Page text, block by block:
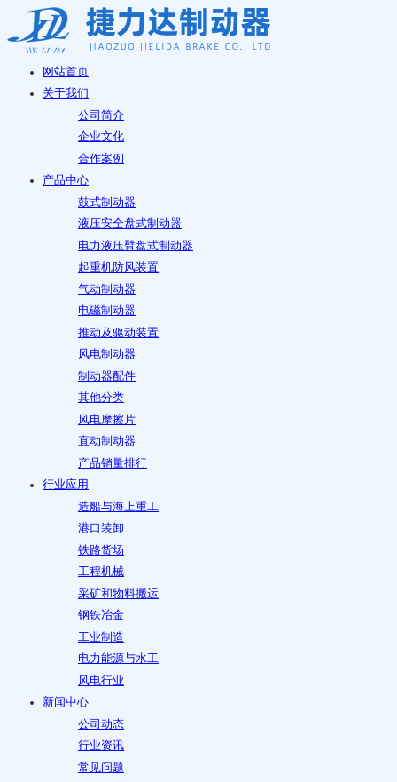
网站首页
关于我们
公司简介
企业文化
合作案例
产品中心
鼓式制动器
液压安全盘式制动器
电力液压臂盘式制动器
起重机防风装置
气动制动器
电磁制动器
推动及驱动装置
风电制动器
制动器配件
其他分类
风电摩擦片
直动制动器
产品销量排行
行业应用
造船与海上重工
港口装卸
铁路货场
工程机械
采矿和物料搬运
钢铁冶金
工业制造
电力能源与水工
风电行业
新闻中心
公司动态
行业资讯
常见问题